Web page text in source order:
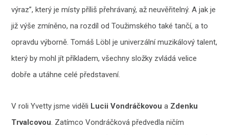
výraz”, který je místy příliš přehrávaný, až neuvěřitelný. A jak je
již výše zmíněno, na rozdíl od Toužimského také tančí, a to
opravdu výborně. Tomáš Löbl je univerzální muzikálový talent,
který by mohl jít příkladem, všechny složky zvládá velice
dobře a utáhne celé představení.
V roli Yvetty jsme viděli Lucii Vondráčkovou a Zdenku
Trvalcovou. Zatímco Vondráčková předvedla ničím